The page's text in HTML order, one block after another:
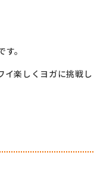
。
イ楽しくヨガに挑戦し